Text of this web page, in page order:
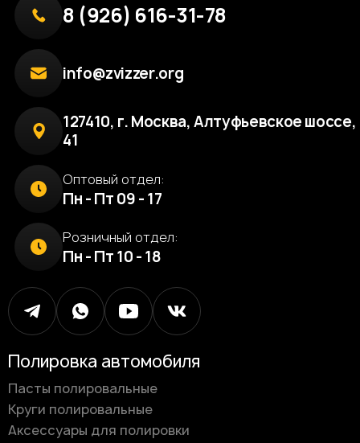
8 (926) 616-31-78
info@zvizzer.org
127410, г. Москва, Алтуфьевское шоссе,
41
Оптовый отдел:
Пн - Пт 09 - 17
Розничный отдел:
Пн - Пт 10 - 18
Полировка автомобиля
Пасты полировальные
Круги полировальные
Аксессуары для полировки